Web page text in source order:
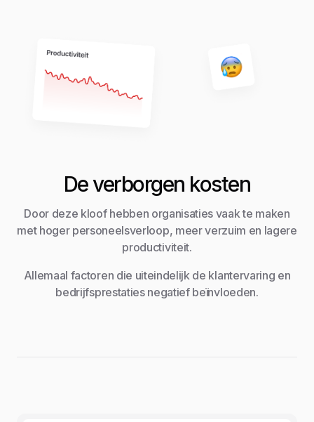
De verborgen kosten
Door deze kloof hebben organisaties vaak te maken
met hoger personeelsverloop, meer verzuim en lagere
productiviteit.
Allemaal factoren die uiteindelijk de klantervaring en
bedrijfsprestaties negatief beïnvloeden.